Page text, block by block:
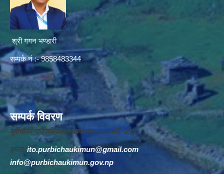
श्री गगन भण्डारी
सम्पर्क नं :- 9858483344
सम्पर्क विवरण
पूर्वीचौकी गाउँपालिकाको कार्यालय ,सानागाउँ, डोटी
इमेल: ito.purbichaukimun@gmail.com,
info@purbichaukimun.gov.np